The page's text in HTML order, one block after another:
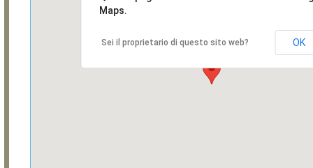
Maps.
Sei il proprietario di questo sito web? OK